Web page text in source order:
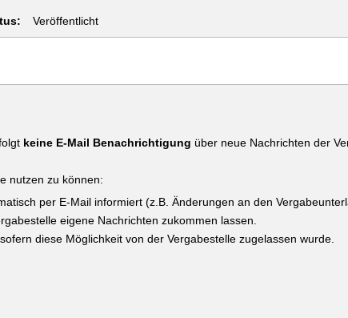
Veröffentlicht
keine E-Mail Benachrichtigung über neue Nachrichten der
nutzen zu können:
per E-Mail informiert (z.B. Änderungen an den
eigene Nachrichten zukommen lassen.
diese Möglichkeit von der Vergabestelle zugelassen wurde.